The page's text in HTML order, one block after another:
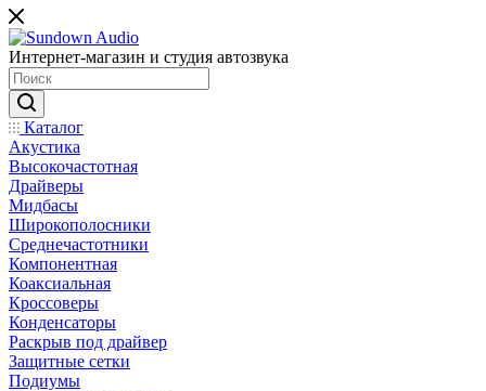
Интернет-магазин и студия автозвука
Каталог
Акустика
Высокочастотная
Драйверы
Мидбасы
Широкополосники
Среднечастотники
Компонентная
Коаксиальная
Кроссоверы
Конденсаторы
Раскрыв под драйвер
Защитные сетки
Подиумы